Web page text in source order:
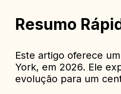
Resumo
Este artigo oferece
York, em 2026. Ele
evolução para um